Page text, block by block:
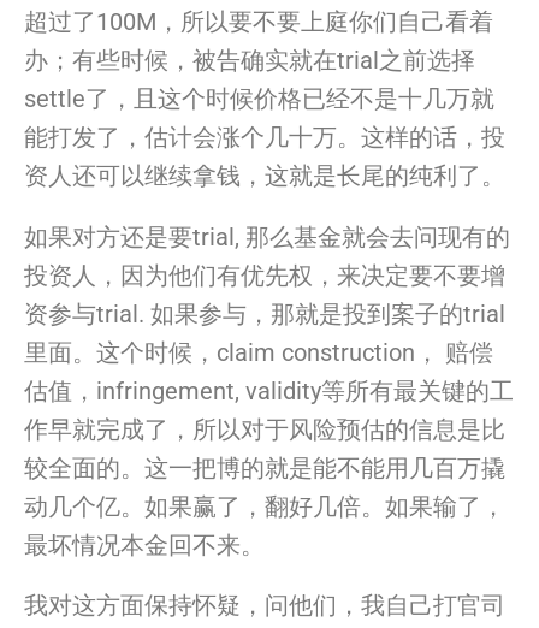
超过了100M， 所以要不要上庭你们自己看着
办；有些时候， 被告确实就在trial之前选择
settle了， 且这个时候价格已经不是十几万就
能打发了，估计会涨个几十万。 这样的话，投
资人还可以继续拿钱，这就是长尾的纯利了。
如果对方还是要trial, 那么基金就会去问现有的
投资人，因为他们有优先权， 来决定要不要增
资参与trial. 如果参与，那就是投到案子的trial
里面。这个时候， claim construction， 赔偿
估值，infringement, validity等所有最关键的工
作早就完成了， 所以对于风险预估的信息是比
较全面的。 这一把博的就是能不能用几百万撬
动几个亿。如果赢了，翻好几倍。 如果输了，
最坏情况本金回不来。
我对这方面保持怀疑，问他们， 我自己打官司